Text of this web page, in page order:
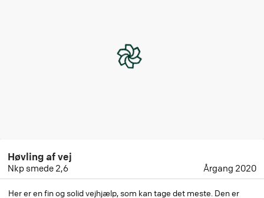
Høvling af vej
Nkp smede 2,6 Årgang 2020
Her er en fin og solid vejhjælp, som kan tage det meste. Den er